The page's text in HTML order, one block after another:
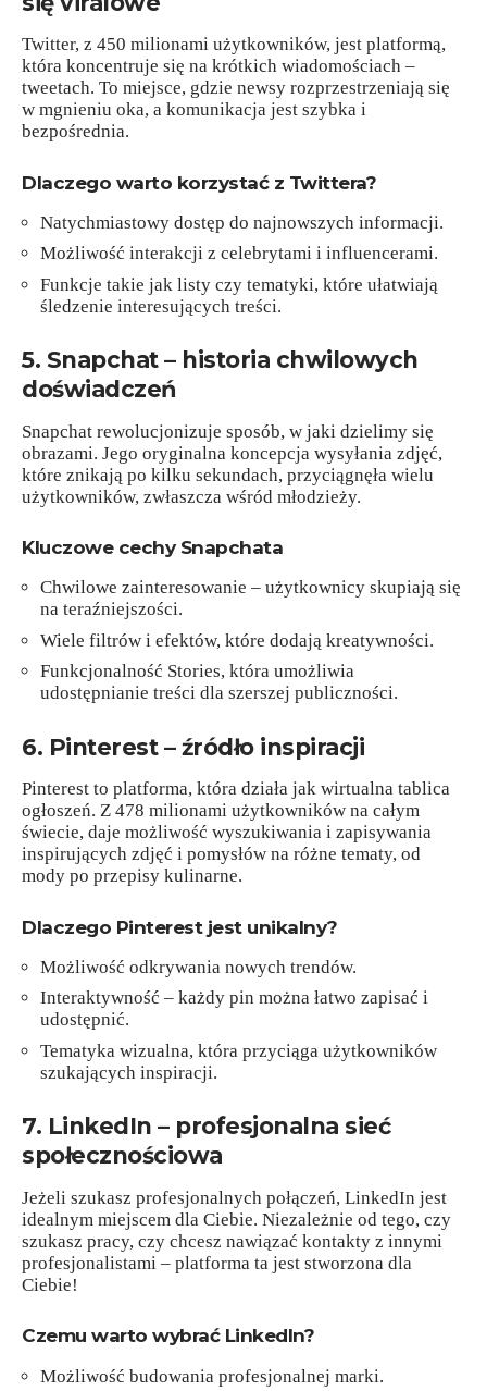
Twitter, z 450 milionami użytkowników, jest platformą,
która koncentruje się na krótkich wiadomościach –
tweetach. To miejsce, gdzie newsy rozprzestrzeniają się
w mgnieniu oka, a komunikacja jest szybka i
bezpośrednia.
Dlaczego warto korzystać z Twittera?
Natychmiastowy dostęp do najnowszych informacji.
Możliwość interakcji z celebrytami i influencerami.
Funkcje takie jak listy czy tematyki, które ułatwiają
śledzenie interesujących treści.
5. Snapchat – historia chwilowych
doświadczeń
Snapchat rewolucjonizuje sposób, w jaki dzielimy się
obrazami. Jego oryginalna koncepcja wysyłania zdjęć,
które znikają po kilku sekundach, przyciągnęła wielu
użytkowników, zwłaszcza wśród młodzieży.
Kluczowe cechy Snapchata
Chwilowe zainteresowanie – użytkownicy skupiają się
na teraźniejszości.
Wiele filtrów i efektów, które dodają kreatywności.
Funkcjonalność Stories, która umożliwia
udostępnianie treści dla szerszej publiczności.
6. Pinterest – źródło inspiracji
Pinterest to platforma, która działa jak wirtualna tablica
ogłoszeń. Z 478 milionami użytkowników na całym
świecie, daje możliwość wyszukiwania i zapisywania
inspirujących zdjęć i pomysłów na różne tematy, od
mody po przepisy kulinarne.
Dlaczego Pinterest jest unikalny?
Możliwość odkrywania nowych trendów.
Interaktywność – każdy pin można łatwo zapisać i
udostępnić.
Tematyka wizualna, która przyciąga użytkowników
szukających inspiracji.
7. LinkedIn – profesjonalna sieć
społecznościowa
Jeżeli szukasz profesjonalnych połączeń, LinkedIn jest
idealnym miejscem dla Ciebie. Niezależnie od tego, czy
szukasz pracy, czy chcesz nawiązać kontakty z innymi
profesjonalistami – platforma ta jest stworzona dla
Ciebie!
Czemu warto wybrać LinkedIn?
Możliwość budowania profesjonalnej marki.